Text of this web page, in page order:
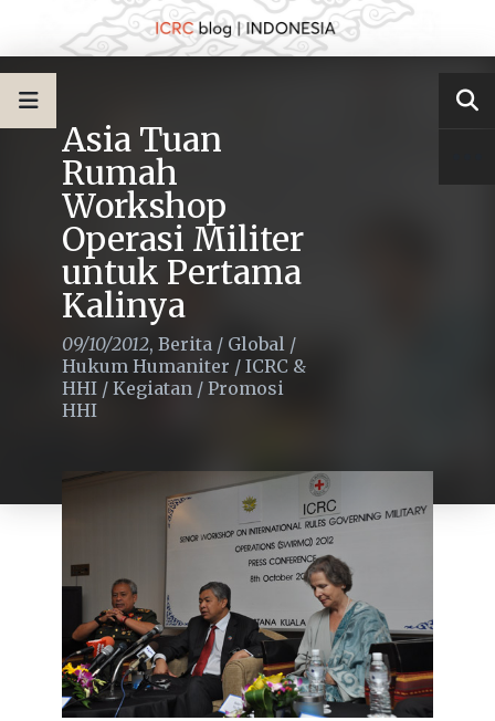
Asia Tuan
Rumah
Workshop
Operasi Militer
untuk Pertama
Kalinya
09/10/2012, Berita / Global /
Hukum Humaniter / ICRC &
HHI / Kegiatan / Promosi
HHI